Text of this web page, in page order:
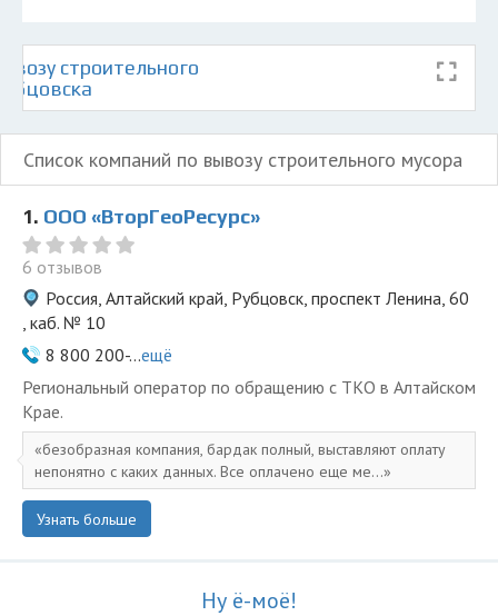
строительного
Список компаний по вывозу строительного мусора
1. ООО «ВторГеоРесурс»
6 отзывов
Россия, Алтайский край, Рубцовск, проспект Ленина, 60
, каб. № 10
8 800 200-...ещё
Региональный оператор по обращению с ТКО в Алтайском
Крае.
безобразная компания, бардак полный, выставляют оплату
непонятно с каких данных. Все оплачено еще ме...
Узнать больше
Ну ё-моё!